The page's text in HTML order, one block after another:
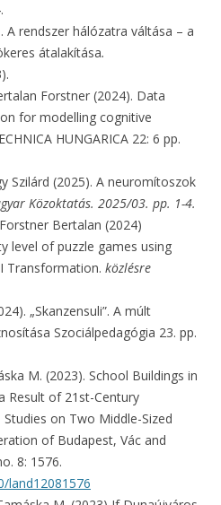
A rendszer hálózatra váltása – a
átalakítása.
Forstner (2024). Data
for modelling cognitive
HUNGARICA 22: 6 pp.
Szilárd (2025). A neuromítoszok
Közoktatás. 2025/03. pp. 1-4.
Bertalan (2024)
level of puzzle games using
Transformation. közlésre
„Skanzensuli”. A múlt
Szociálpedagógia 23. pp.
M. (2023). School Buildings in
Result of 21st-Century
on Two Middle-Sized
of Budapest, Vác and
8: 1576.
land12081576